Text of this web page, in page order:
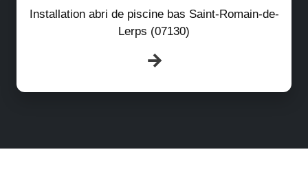
Installation abri de piscine bas Saint-Romain-de-
Lerps (07130)